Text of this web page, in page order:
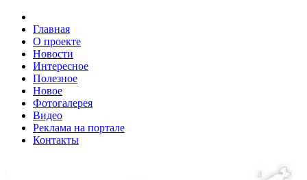
Главная
О проекте
Новости
Интересное
Полезное
Новое
Фотогалерея
Видео
Реклама на портале
Контакты